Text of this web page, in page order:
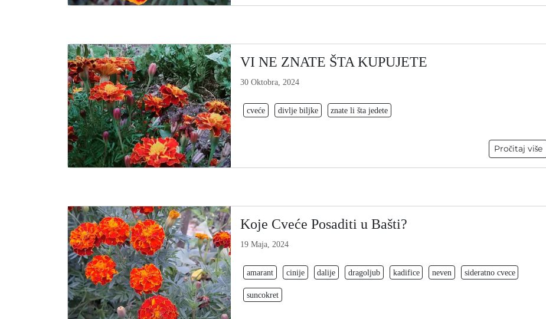
VI NE ZNATE ŠTA KUPUJETE
30 Oktobra, 2024
cveće divlje biljke znate li šta jedete
Pročitaj više
Koje Cveće Posaditi u Bašti?
19 Maja, 2024
amarant cinije dalije dragoljub kadifice neven sideratno cvece
suncokret